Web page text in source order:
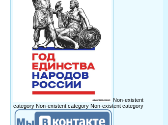
Non-existent
category Non-existent category Non-existent category